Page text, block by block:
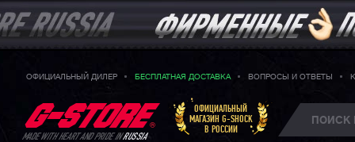
ОФИЦИАЛЬНЫЙ ДИЛЕР БЕСПЛАТНАЯ ДОСТАВКА ВОПРОСЫ И ОТВЕТЫ
MADE WITH HEART AND PRIDE INRUSSIA
ОФИЦИАЛЬНЫЙ
МАГАЗИН G-SHOCK
В РОССИИ